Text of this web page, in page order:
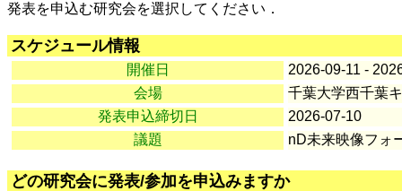
発表を申込む研究会を選択してください．
スケジュール情報
開催日
2026-09-11 -
会場
千葉大学西千葉
発表申込締切日
2026-07-10
議題
nD未来映像フォ
どの研究会に発表/参加を申込みますか